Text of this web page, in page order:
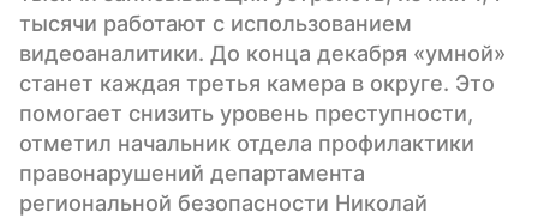
тысячи работают с использованием
видеоаналитики. До конца декабря «умной»
станет каждая третья камера в округе. Это
помогает снизить уровень преступности,
отметил начальник отдела профилактики
правонарушений департамента
региональной безопасности Николай